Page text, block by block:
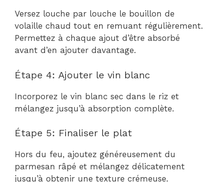
Versez louche par louche le bouillon de
volaille chaud tout en remuant régulièrement.
Permettez à chaque ajout d’être absorbé
avant d’en ajouter davantage.
Étape 4: Ajouter le vin blanc
Incorporez le vin blanc sec dans le riz et
mélangez jusqu’à absorption complète.
Étape 5: Finaliser le plat
Hors du feu, ajoutez généreusement du
parmesan râpé et mélangez délicatement
jusqu’à obtenir une texture crémeuse.